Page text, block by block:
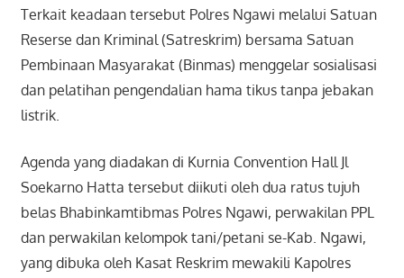
Terkait keadaan tersebut Polres Ngawi melalui Satuan
Reserse dan Kriminal (Satreskrim) bersama Satuan
Pembinaan Masyarakat (Binmas) menggelar sosialisasi
dan pelatihan pengendalian hama tikus tanpa jebakan
listrik.
Agenda yang diadakan di Kurnia Convention Hall Jl
Soekarno Hatta tersebut diikuti oleh dua ratus tujuh
belas Bhabinkamtibmas Polres Ngawi, perwakilan PPL
dan perwakilan kelompok tani/petani se-Kab. Ngawi,
yang dibuka oleh Kasat Reskrim mewakili Kapolres